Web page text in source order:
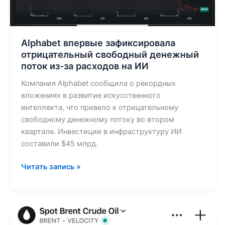
Alphabet впервые зафиксировала
отрицательный свободный денежный
поток из-за расходов на ИИ
Компания Alphabet сообщила о рекордных
вложениях в развитие искусственного
интеллекта, что привело к отрицательному
свободному денежному потоку во втором
квартале. Инвестиции в инфраструктуру ИИ
составили $45 млрд.
расходов
на
ИИ
Читать запись »
Цены
на